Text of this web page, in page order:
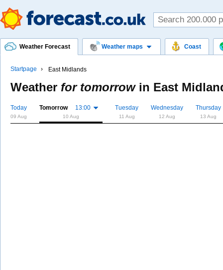
Weather Forecast Weather maps Coast
Startpage East Midlands
Weather for tomorrowin East
Today
09 Aug
Tomorrow 13:00
10 Aug
Tuesday
11 Aug
Wednesday
12 Aug
Thursday
13 Aug